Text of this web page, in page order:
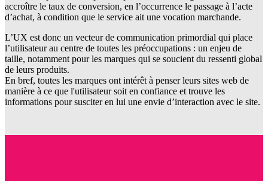
accroître le taux de conversion, en l’occurrence le passage à l’acte
d’achat, à condition que le service ait une vocation marchande.
L’UX est donc un vecteur de communication primordial qui place
l’utilisateur au centre de toutes les préoccupations : un enjeu de
taille, notamment pour les marques qui se soucient du ressenti global
de leurs produits.
En bref, toutes les marques ont intérêt à penser leurs sites web de
manière à ce que l'utilisateur soit en confiance et trouve les
informations pour susciter en lui une envie d’interaction avec le site.